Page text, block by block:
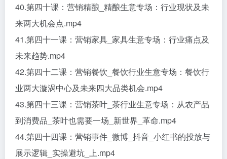
40.第四十课：营销精酿_精酿生意专场：行业现状及未
来两大机会点.mp4
41.第四十一课：营销家具_家具生意专场：行业痛点及
未来趋势.mp4
42.第四十二课：营销餐饮_餐饮行业生意专场：餐饮行
业两大漩涡中心及未来四大品类机会.mp4
43.第四十三课：营销茶叶_茶行业生意专场：从农产品
到消费品_茶叶也需要一场_新世界_革命.mp4
44.第四十四课：营销事件_微博_抖音_小红书的投放与
展示逻辑_实操避坑_上.mp4